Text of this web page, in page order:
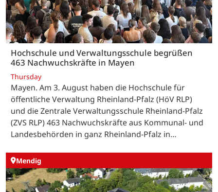
Hochschule und Verwaltungsschule begrüßen
463 Nachwuchskräfte in Mayen
Thursday
Mayen. Am 3. August haben die Hochschule für
öffentliche Verwaltung Rheinland-Pfalz (HöV RLP)
und die Zentrale Verwaltungsschule Rheinland-Pfalz
(ZVS RLP) 463 Nachwuchskräfte aus Kommunal- und
Landesbehörden in ganz Rheinland-Pfalz in…
Mendig